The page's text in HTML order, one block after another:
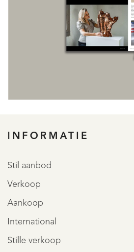
INFORMATIE
Stil aanbod
Verkoop
Aankoop
International
Stille verkoop